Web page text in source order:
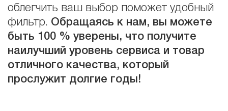
облегчить ваш выбор поможет удобный
фильтр. Обращаясь к нам, вы можете
быть 100 % уверены, что получите
наилучший уровень сервиса и товар
отличного качества, который
прослужит долгие годы!